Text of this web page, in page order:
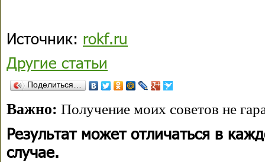
Источник: rokf.ru
Другие статьи
Поделиться…
Важно: Получение моих советов не
Результат может отличаться в
случае.